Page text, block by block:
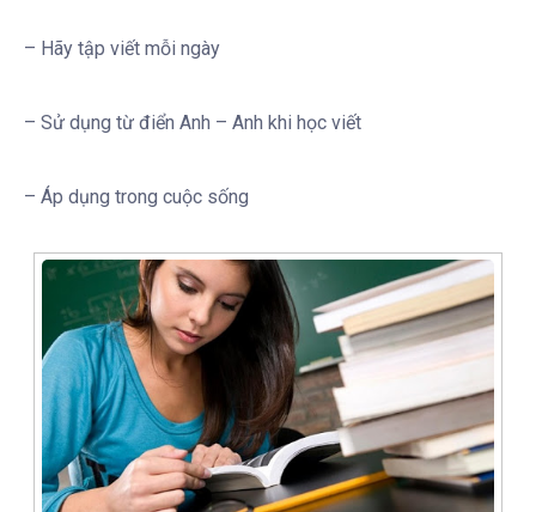
– Hãy tập viết mỗi ngày
– Sử dụng từ điển Anh – Anh khi học viết
– Áp dụng trong cuộc sống